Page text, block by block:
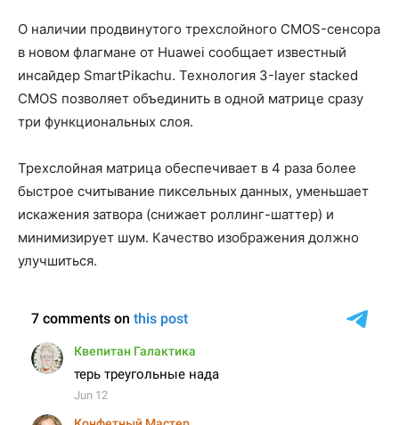
О наличии продвинутого трехслойного CMOS-сенсора
в новом флагмане от Huawei сообщает известный
инсайдер SmartPikachu. Технология 3-layer stacked
CMOS позволяет объединить в одной матрице сразу
три функциональных слоя.
Трехслойная матрица обеспечивает в 4 раза более
быстрое считывание пиксельных данных, уменьшает
искажения затвора (снижает роллинг-шаттер) и
минимизирует шум. Качество изображения должно
улучшиться.